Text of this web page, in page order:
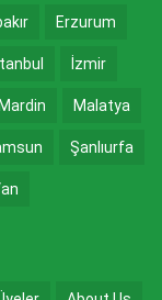
Erzurum
İzmir
Malatya
Şanlıurfa